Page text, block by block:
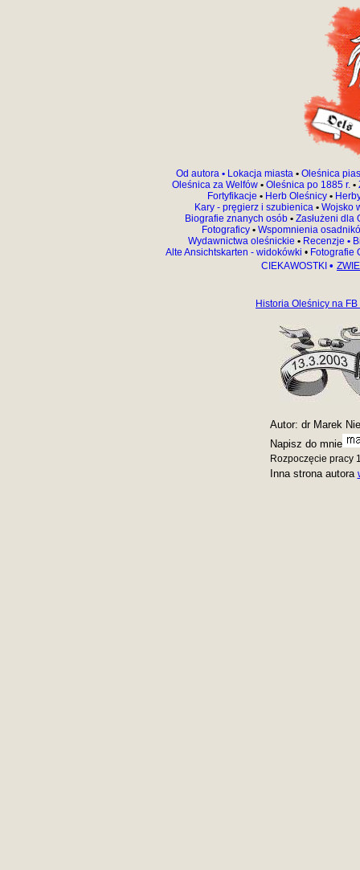
Od autora • Lokacja miasta • Oleśnica
Oleśnica za Welfów• Oleśnica po 1885 r.•
Fortyfikacje •Herb Oleśnicy •
Kary - pręgierz i szubienica • Wojsko
Biografie znanych osób • Zasłużeni dla
Fotograficy • Wspomnienia
Wydawnictwa oleśnickie • Recenzje •
Alte Ansichtskarten - widokówki • Fotografie
CIEKAWOSTKI •
Historia Oleśnicy na
Autor: dr Marek
Napisz do mnie
Rozpoczęcie pracy
Inna strona autora